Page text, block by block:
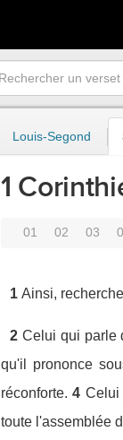
Louis-Segond
1
01 02 03
1 Ainsi,
2 Celui qui parle
qu'il prononce
réconforte. 4 Celui
toute l'assemblée